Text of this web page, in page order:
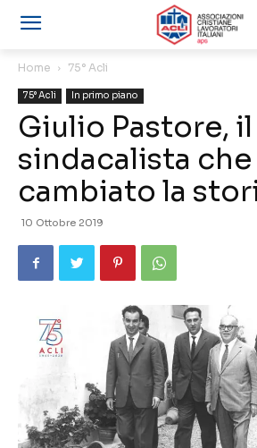
Home 75° Acli
75° Acli In primo piano
Giulio Pastore, il
sindacalista che
cambiato la
10 Ottobre 2019